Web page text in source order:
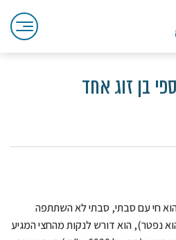
בן זוג אחד
הוא חי עם סבתי, סבתי לא השתתפה
נפטר), הוא דורש לנקות מהחצי המגיע